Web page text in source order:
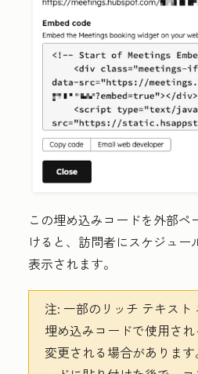
この埋め込みコードを外部ペ
けると、訪問者にスケジュ
表示されます。
注: 一部のリッチ テキスト
埋め込みコードで使用さ
変更される場合がありま